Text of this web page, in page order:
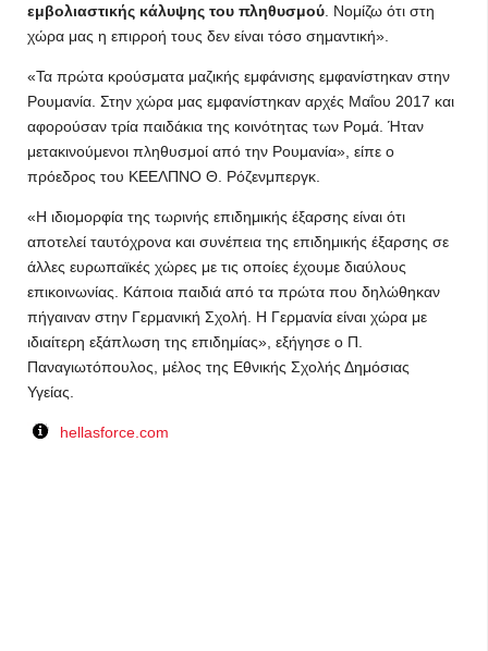
εμβολιαστικής κάλυψης του πληθυσμού . Νομίζω ότι στη
χώρα μας η επιρροή τους δεν είναι τόσο σημαντική».
«Τα πρώτα κρούσματα μαζικής εμφάνισης εμφανίστηκαν στην
Ρουμανία. Στην χώρα μας εμφανίστηκαν αρχές Μαΐου 2017 και
αφορούσαν τρία παιδάκια της κοινότητας των Ρομά. Ήταν
μετακινούμενοι πληθυσμοί από την Ρουμανία», είπε ο
πρόεδρος του ΚΕΕΛΠΝΟ Θ. Ρόζενμπεργκ.
«Η ιδιομορφία της τωρινής επιδημικής έξαρσης είναι ότι
αποτελεί ταυτόχρονα και συνέπεια της επιδημικής έξαρσης σε
άλλες ευρωπαϊκές χώρες με τις οποίες έχουμε διαύλους
επικοινωνίας. Κάποια παιδιά από τα πρώτα που δηλώθηκαν
πήγαιναν στην Γερμανική Σχολή. Η Γερμανία είναι χώρα με
ιδιαίτερη εξάπλωση της επιδημίας», εξήγησε ο Π.
Παναγιωτόπουλος, μέλος της Εθνικής Σχολής Δημόσιας
Υγείας.
hellasforce.com